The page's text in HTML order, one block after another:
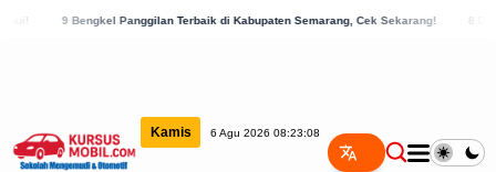
Panggilan Terbaik di Kabupaten Semarang, Cek Sekarang! 8 Daftar Bengkel
Kamis 6 Agu 2026 08:23:08